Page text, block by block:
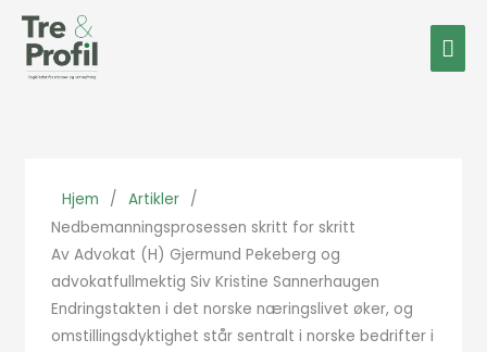
Hopp
rett
Hjem / Artikler /
Nedbemanningsprosessen skritt for skritt
Av Advokat (H) Gjermund Pekeberg og
advokatfullmektig Siv Kristine Sannerhaugen
Endringstakten i det norske næringslivet øker, og
omstillingsdyktighet står sentralt i norske bedrifter i